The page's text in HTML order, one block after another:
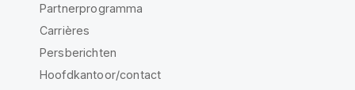
Partnerprogramma
Carrières
Persberichten
Hoofdkantoor/contact